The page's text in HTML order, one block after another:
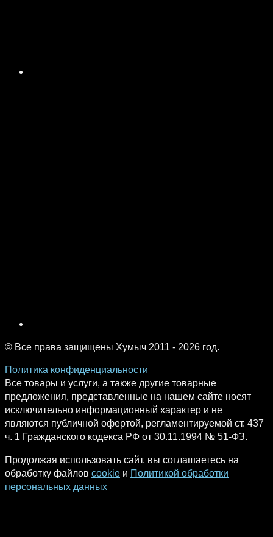
© Все права защищены Хумыч 2011 - 2026 год.
Политика конфиденциальности
Все товары и услуги, а также другие товарные
предложения, представленные на нашем сайте носят
исключительно информационный характер и не
являются публичной офертой, регламентируемой ст. 437
ч. 1 Гражданского кодекса РФ от 30.11.1994 № 51-ФЗ.
Продолжая использовать сайт, вы соглашаетесь на
обработку файлов cookie и Политикой обработки
персональных данных